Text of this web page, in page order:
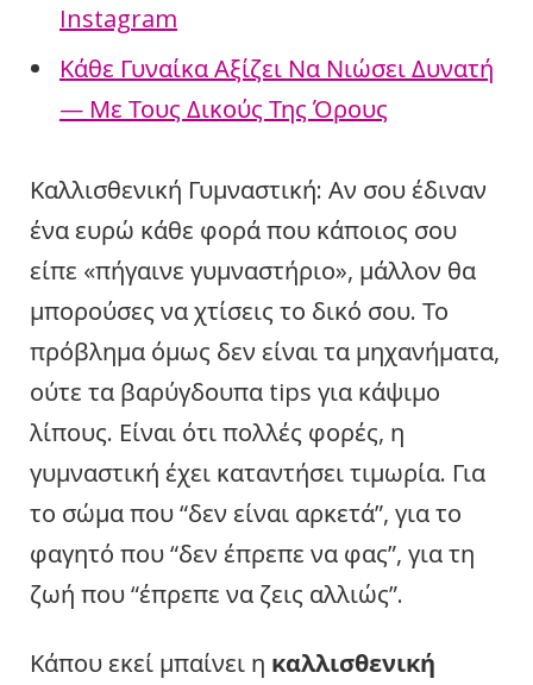
Instagram
Κάθε Γυναίκα Αξίζει Να Νιώσει Δυνατή
— Με Τους Δικούς Της Όρους
Καλλισθενική Γυμναστική: Αν σου έδιναν
ένα ευρώ κάθε φορά που κάποιος σου
είπε «πήγαινε γυμναστήριο», μάλλον θα
μπορούσες να χτίσεις το δικό σου. Το
πρόβλημα όμως δεν είναι τα μηχανήματα,
ούτε τα βαρύγδουπα tips για κάψιμο
λίπους. Είναι ότι πολλές φορές, η
γυμναστική έχει καταντήσει τιμωρία. Για
το σώμα που “δεν είναι αρκετά”, για το
φαγητό που “δεν έπρεπε να φας”, για τη
ζωή που “έπρεπε να ζεις αλλιώς”.
Κάπου εκεί μπαίνει η καλλισθενική